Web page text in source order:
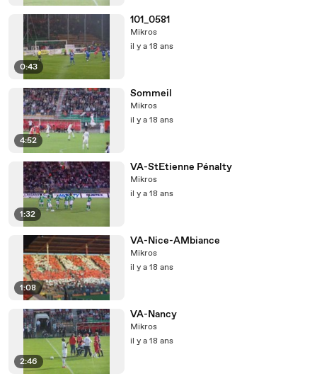
0:43
101_0581
Mikros
il y a 18 ans
4:52
Sommeil
Mikros
il y a 18 ans
1:32
VA-StEtienne Pénalty
Mikros
il y a 18 ans
1:08
VA-Nice-AMbiance
Mikros
il y a 18 ans
2:46
VA-Nancy
Mikros
il y a 18 ans